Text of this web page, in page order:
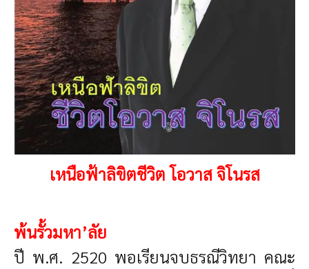
เหนือฟ้าลิขิตชีวิต โอวาส จิโนรส
พ้นรั้วมหา’ลัย
ปี พ.ศ. 2520 พอเรียนจบธรณีวิทยา คณะ